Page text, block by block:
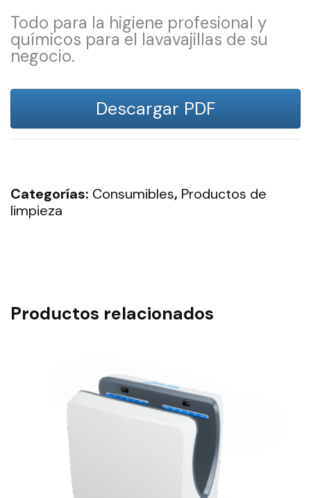
Todo para la higiene profesional y
químicos para el lavavajillas de su
negocio.
Descargar PDF
Categorías: Consumibles, Productos de
limpieza
Productos relacionados